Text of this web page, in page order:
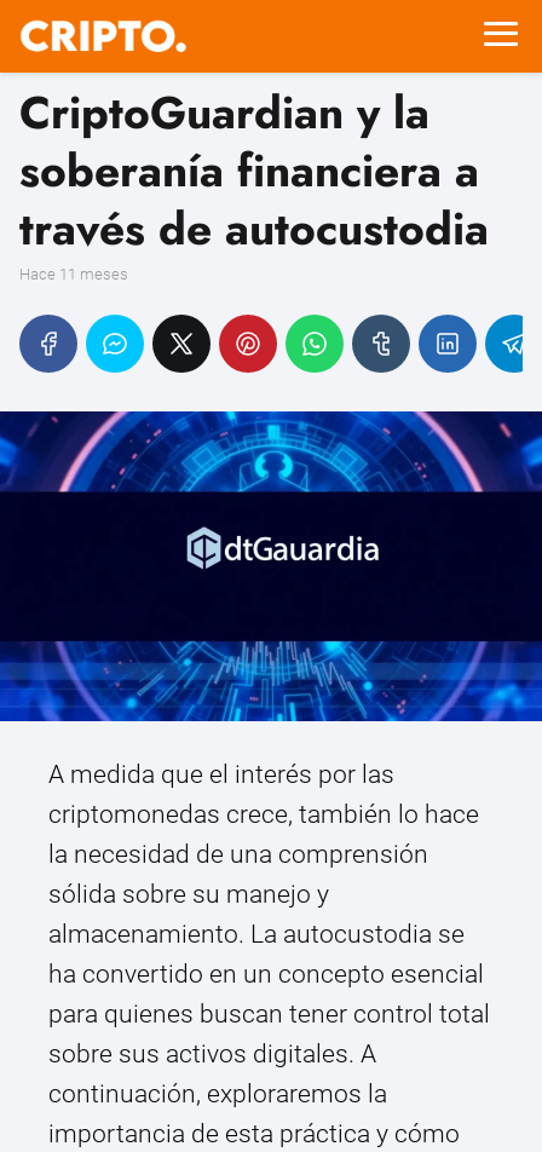
CriptoGuardian y la
soberanía financiera a
través de autocustodia
hace 11 meses
A medida que el interés por las
criptomonedas crece, también lo hace
la necesidad de una comprensión
sólida sobre su manejo y
almacenamiento. La autocustodia se
ha convertido en un concepto esencial
para quienes buscan tener control total
sobre sus activos digitales. A
continuación, exploraremos la
importancia de esta práctica y cómo